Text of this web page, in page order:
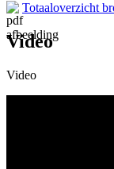
Totaaloverzicht
Video
Video